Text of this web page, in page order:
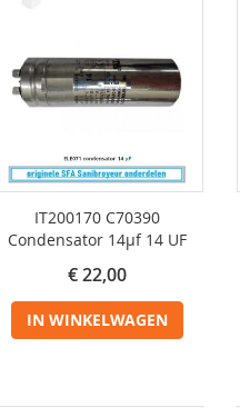
IT200170 C70390
Condensator 14µf 14 UF
€ 22,00
IN WINKELWAGEN